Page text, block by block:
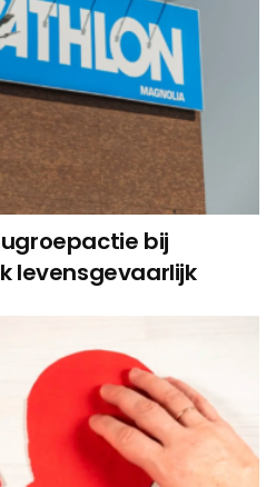
bij
levensgevaarlijk